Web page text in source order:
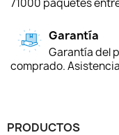
Garantía
Garantía del
comprado.
PRODUCTOS